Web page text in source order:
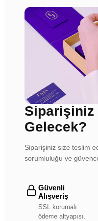
Siparişiniz
Gelecek?
Siparişiniz size teslim
sorumluluğu ve
Güvenli
Alışveriş
SSL korumalı
ödeme altyapısı.